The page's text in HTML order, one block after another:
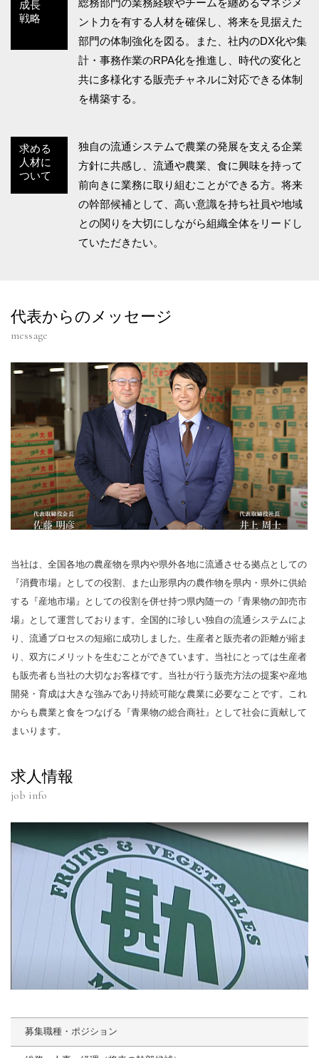
成長
戦略
総務部門の業務経験やチームを纏めるマネジメ
ント力を有する人材を確保し、将来を見据えた
部門の体制強化を図る。また、社内のDX化や集
計・事務作業のRPA化を推進し、時代の変化と
共に多様化する販売チャネルに対応できる体制
を構築する。
求める
人材に
ついて
独自の流通システムで農業の発展を支える企業
方針に共感し、流通や農業、食に興味を持って
前向きに業務に取り組むことができる方。将来
の幹部候補として、高い意識を持ち社員や地域
との関りを大切にしながら組織全体をリードし
ていただきたい。
代表からのメッセージ
message
当社は、全国各地の農産物を県内や県外各地に流通させる拠点としての
『消費市場』としての役割、また山形県内の農作物を県内・県外に供給
する『産地市場』としての役割を併せ持つ県内随一の『青果物の卸売市
場』として運営しております。全国的に珍しい独自の流通システムによ
り、流通プロセスの短縮に成功しました。生産者と販売者の距離が縮ま
り、双方にメリットを生むことができています。当社にとっては生産者
も販売者も当社の大切なお客様です。当社が行う販売方法の提案や産地
開発・育成は大きな強みであり持続可能な農業に必要なことです。これ
からも農業と食をつなげる『青果物の総合商社』として社会に貢献して
まいります。
求人情報
job info
募集職種・ポジション